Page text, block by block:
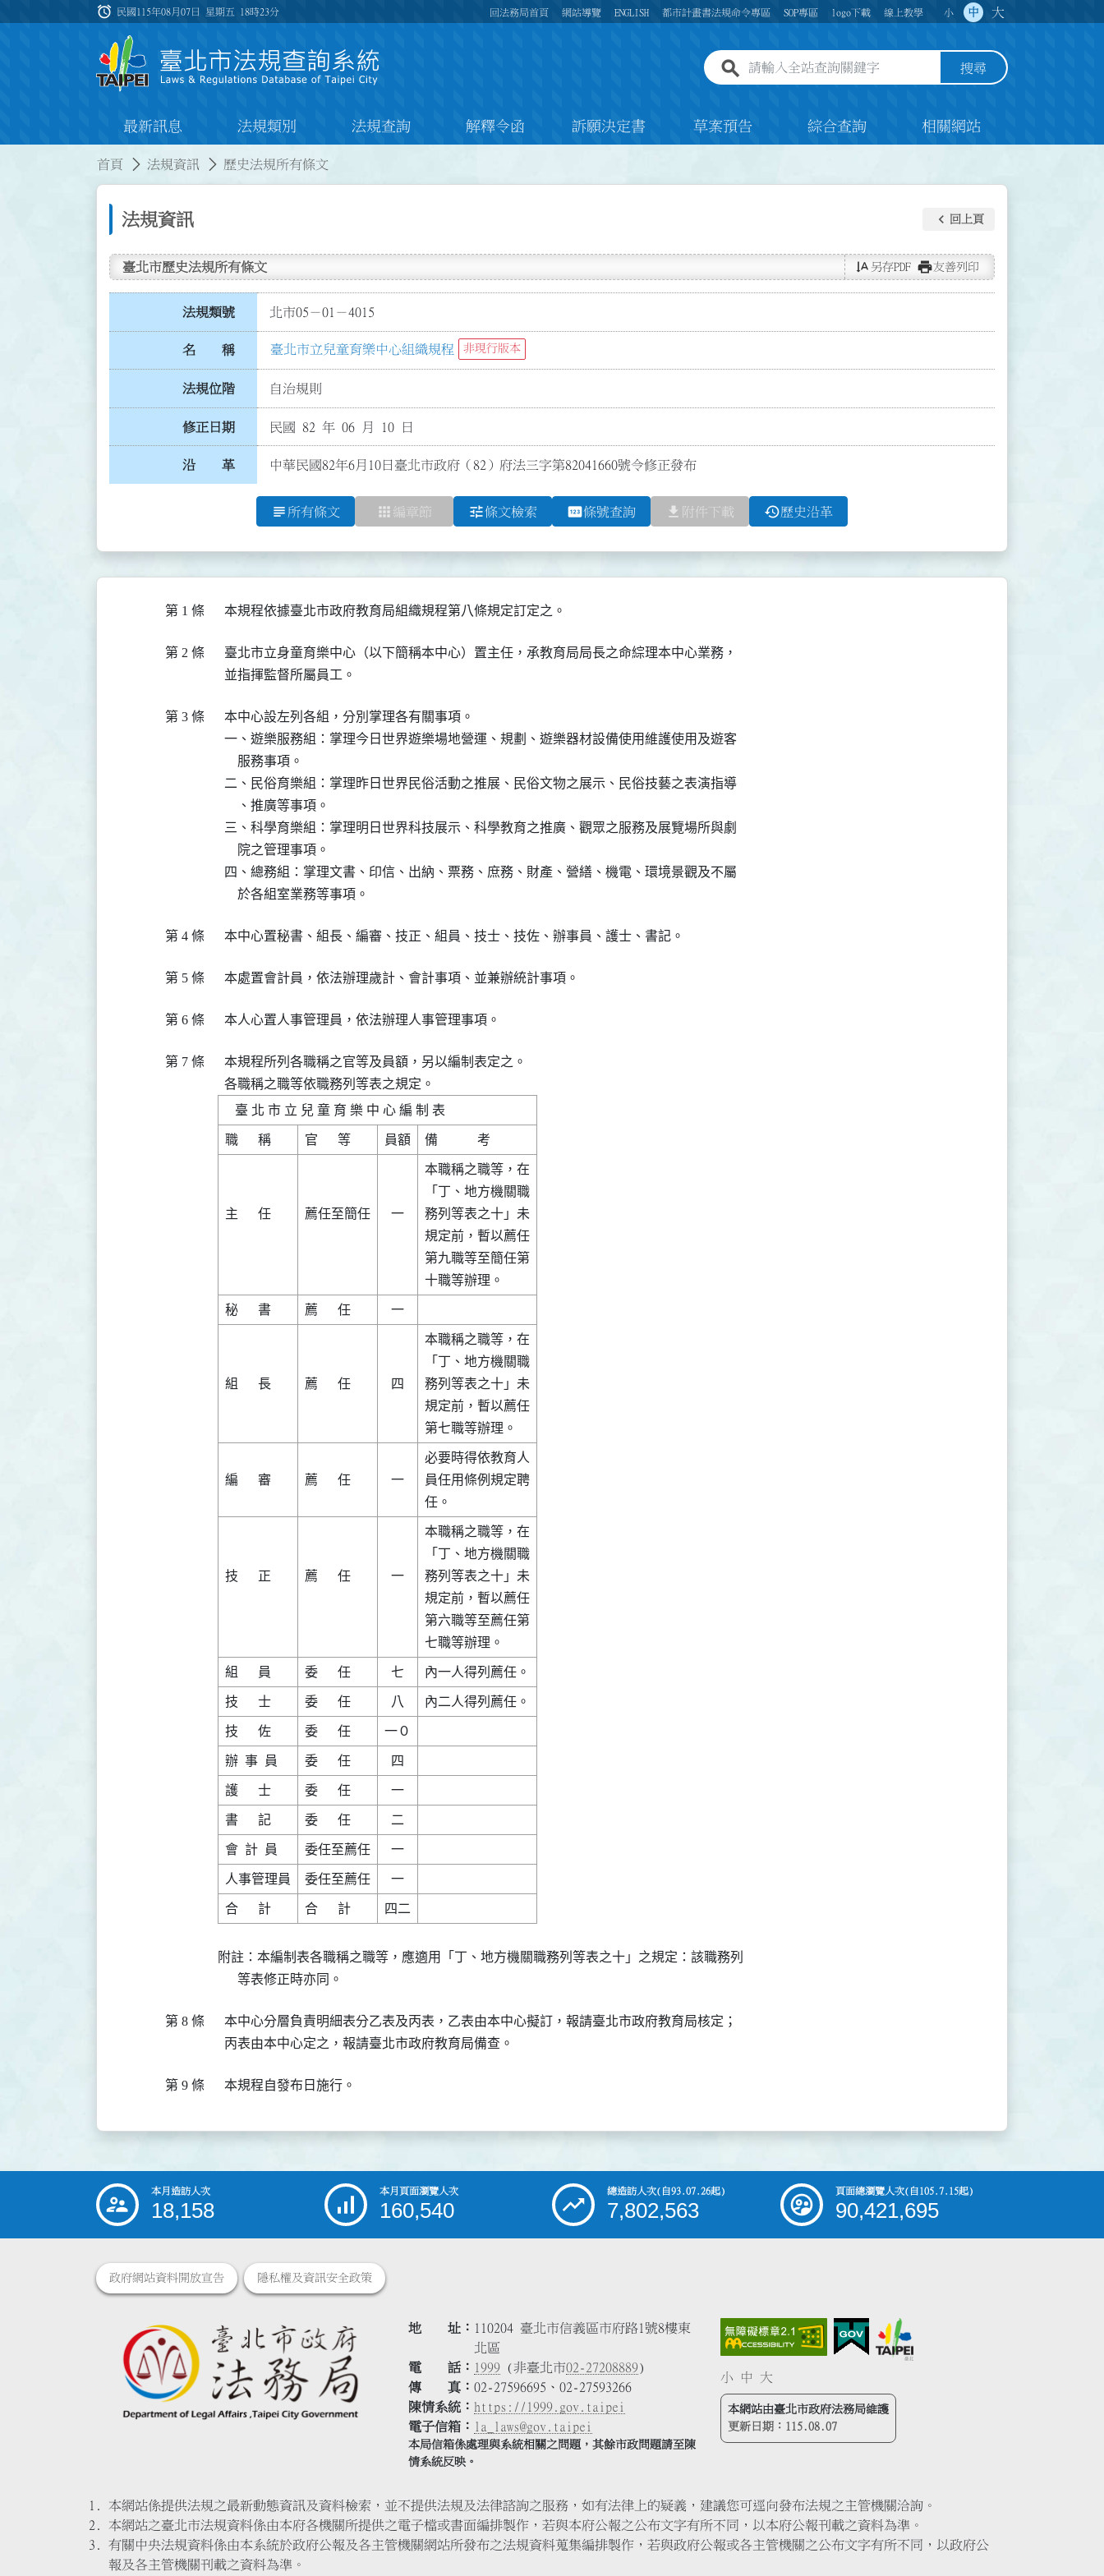
:::
alarm 民國115年08月07日 星期五 18時23分 回法務局首頁 網站導覽 ENGLISH 都市計畫書法規命令專區 SOP專區 logo下載 線上教學 小 中 大
全站查詢關鍵字欄位 搜尋
最新訊息 法規類別 法規查詢 解釋令函 訴願決定書 草案預告 綜合查詢 相關網站
首頁 法規資訊 歷史法規所有條文
法規資訊 keyboard_arrow_left 回上頁
臺北市歷史法規所有條文 text_rotate_vertical 另存PDF print友善列印
法規類號 北市05－01－4015
名 稱 臺北市立兒童育樂中心組織規程 非現行版本
法規位階 自治規則
修正日期 民國 82 年 06 月 10 日
沿 革 中華民國82年6月10日臺北市政府（82）府法三字第82041660號令修正發布
subject 所有條文 apps 編章節 tune條文檢索 pin條號查詢 file_download 附件下載 history歷史沿革
第 1 條
第 2 條
  臺北市立身童育樂中心（以下簡稱本中心）置主任，承教育局局長之命綜理本中心業務，
第 3 條
  本中心設左列各組，分別掌理各有關事項。
  一、遊樂服務組：掌理今日世界遊樂場地營運、規劃、遊樂器材設備使用維護使用及遊客
      服務事項。
  二、民俗育樂組：掌理昨日世界民俗活動之推展、民俗文物之展示、民俗技藝之表演指導
      、推廣等事項。
  三、科學育樂組：掌理明日世界科技展示、科學教育之推廣、觀眾之服務及展覽場所與劇
      院之管理事項。
  四、總務組：掌理文書、印信、出納、票務、庶務、財產、營繕、機電、環境景觀及不屬
第 4 條
第 5 條
第 6 條
第 7 條
  本規程所列各職稱之官等及員額，另以編制表定之。
  各職稱之職等依職務列等表之規定。
主      任 薦任至簡任
本職稱之職等，在
「丁、地方機關職
務列等表之十」未
規定前，暫以薦任
第九職等至簡任第
組      長 薦      任
本職稱之職等，在
「丁、地方機關職
務列等表之十」未
規定前，暫以薦任
編      審 薦      任
必要時得依教育人
員任用條例規定聘
技      正 薦      任
本職稱之職等，在
「丁、地方機關職
務列等表之十」未
規定前，暫以薦任
第六職等至薦任第
附註：本編制表各職稱之職等，應適用「丁、地方機關職務列等表之十」之規定：該職務列
第 8 條
  本中心分層負責明細表分乙表及丙表，乙表由本中心擬訂，報請臺北市政府教育局核定；
第 9 條
::: 本月造訪人次
18,158
本月頁面瀏覽人次
160,540
總造訪人次(自93.07.26起)
7,802,563
頁面總瀏覽人次(自105.7.15起)
90,421,695
政府網站資料開放宣告 隱私權及資訊安全政策
地 址
110204 臺北市信義區市府路1號8樓東
北區
電 話
1999 (非臺北市02-27208889)
傳 真
02-27596695、02-27593266
陳情系統
https://1999.gov.taipei
電子信箱
la_laws@gov.taipei
本局信箱係處理與系統相關之問題，其餘市政問題請至陳
情系統反映。
小 中 大
本網站由臺北市政府法務局維護
更新日期： 115.08.07
本網站係提供法規之最新動態資訊及資料檢索，並不提供法規及法律諮詢之服務，如有法律上的疑義，建議您可逕向發布法規之主管機關洽詢。
本網站之臺北市法規資料係由本府各機關所提供之電子檔或書面編排製作，若與本府公報之公布文字有所不同，以本府公報刊載之資料為準。
有關中央法規資料係由本系統於政府公報及各主管機關網站所發布之法規資料蒐集編排製作，若與政府公報或各主管機關之公布文字有所不同，以政府公
報及各主管機關刊載之資料為準。